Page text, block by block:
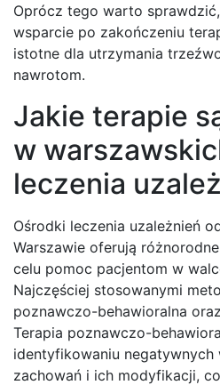
Oprócz tego warto
wsparcie po zakończeniu
istotne dla utrzymania
nawrotom.
Jakie terapie
w
leczenia
Ośrodki leczenia uzależnień
Warszawie oferują
celu pomoc pacjentom w
Najczęściej stosowanymi
poznawczo-behawioralna
Terapia poznawczo-
identyfikowaniu
zachowań i ich modyfikacji,